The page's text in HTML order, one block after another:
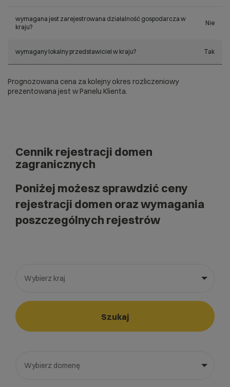
wymagana jest zarejestrowana działalność gospodarcza w
kraju?
Nie
wymagany lokalny przedstawiciel w kraju? Tak
Prognozowana cena za kolejny okres rozliczeniowy
prezentowana jest w Panelu Klienta.
Cennik rejestracji domen
zagranicznych
Poniżej możesz sprawdzić ceny
rejestracji domen oraz wymagania
poszczególnych rejestrów
Wybierz kraj
Wybierz gotową listę. Użyj spacji, aby otworzyć.
Naciśnij spację, aby otworzyć listę, klawisze strzałek, aby
Szukaj
Wybierz domenę